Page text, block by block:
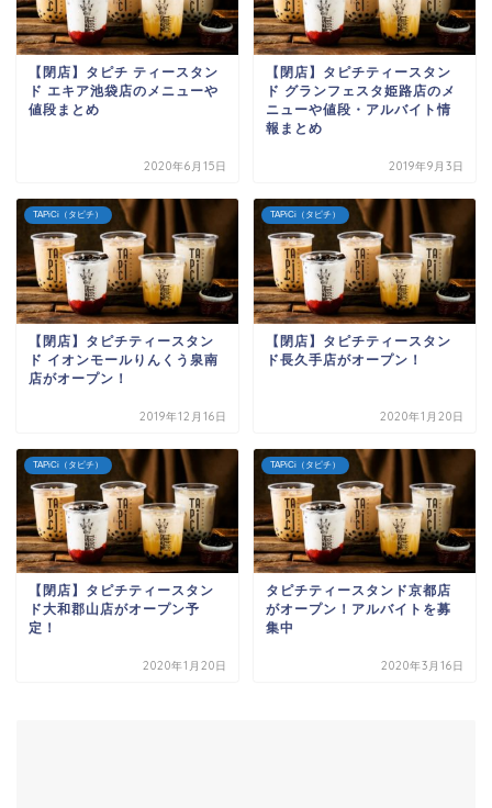
【閉店】タピチ ティースタン
ド エキア池袋店のメニューや
値段まとめ
2020年6月15日
【閉店】タピチティースタン
ド グランフェスタ姫路店のメ
ニューや値段・アルバイト情
報まとめ
2019年9月3日
TAPiCi（タピチ）
【閉店】タピチティースタン
ド イオンモールりんくう泉南
店がオープン！
2019年12月16日
TAPiCi（タピチ）
【閉店】タピチティースタン
ド長久手店がオープン！
2020年1月20日
TAPiCi（タピチ）
【閉店】タピチティースタン
ド大和郡山店がオープン予
定！
2020年1月20日
TAPiCi（タピチ）
タピチティースタンド京都店
がオープン！アルバイトを募
集中
2020年3月16日